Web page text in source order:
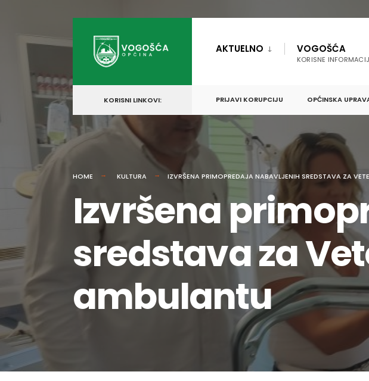
content
AKTUELNO VOGOŠĆA
KORISNE
KORISNI LINKOVI: PRIJAVI KORUPCIJU OPĆINSKA
HOME KULTURA IZVRŠENA PRIMOPREDAJA NABAVLJENIH SREDSTAVA ZA
Izvršena
sredstava za
ambulantu